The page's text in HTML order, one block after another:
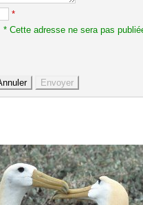
*
* Cette adresse ne sera pas